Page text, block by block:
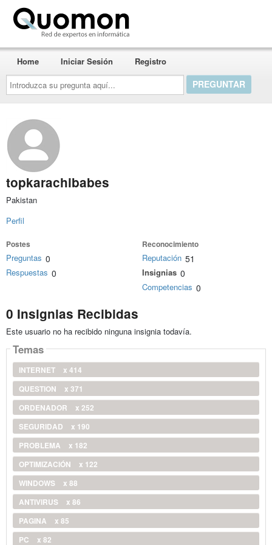
Introduzca
su
pregunta
aquí...
Home Iniciar Sesión Registro
topkarachibabes
Pakistan
Perfil
Postes
Preguntas 0
Respuestas 0
Reconocimiento
Reputación 51
Insignias 0
Competencias 0
0 Insignias Recibidas
Este usuario no ha recibido ninguna insignia todavía.
Temas
INTERNET
x 414
QUESTION
x 371
ORDENADOR
x 252
SEGURIDAD
x 190
PROBLEMA
x 182
OPTIMIZACIÓN
x 122
WINDOWS
x 88
ANTIVIRUS
x 86
PAGINA
x 85
PC
x 82